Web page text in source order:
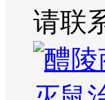
请联